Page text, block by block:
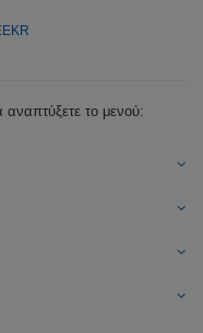
αναπτύξετε το μενού: